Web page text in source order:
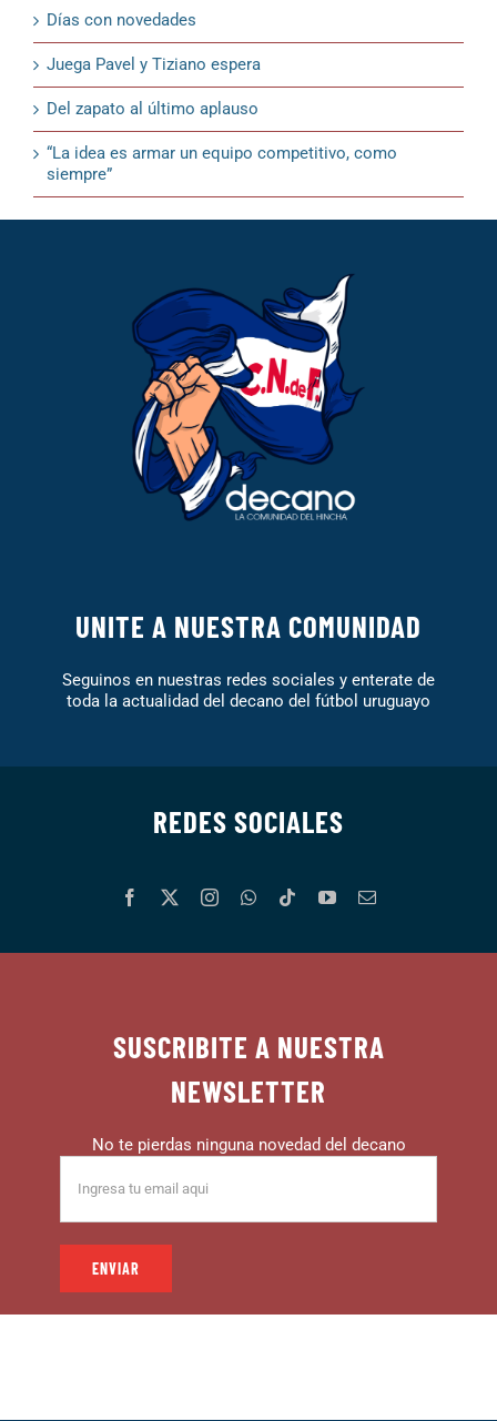
Días con novedades
Juega Pavel y Tiziano espera
Del zapato al último aplauso
“La idea es armar un equipo competitivo, como
siempre”
UNITE A NUESTRA COMUNIDAD
Seguinos en nuestras redes sociales y enterate de
toda la actualidad del decano del fútbol uruguayo
REDES SOCIALES
SUSCRIBITE A NUESTRA
NEWSLETTER
No te pierdas ninguna novedad del decano